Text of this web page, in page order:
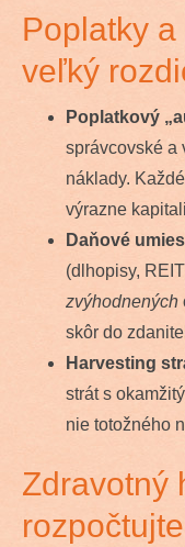
Poplatky
veľký
Poplatkový
správcovské a
náklady.
výrazne
Daňové
(dlhopisy,
zvýhodnených
skôr do
Harvesting
strát s
nie totožného
Zdravotný